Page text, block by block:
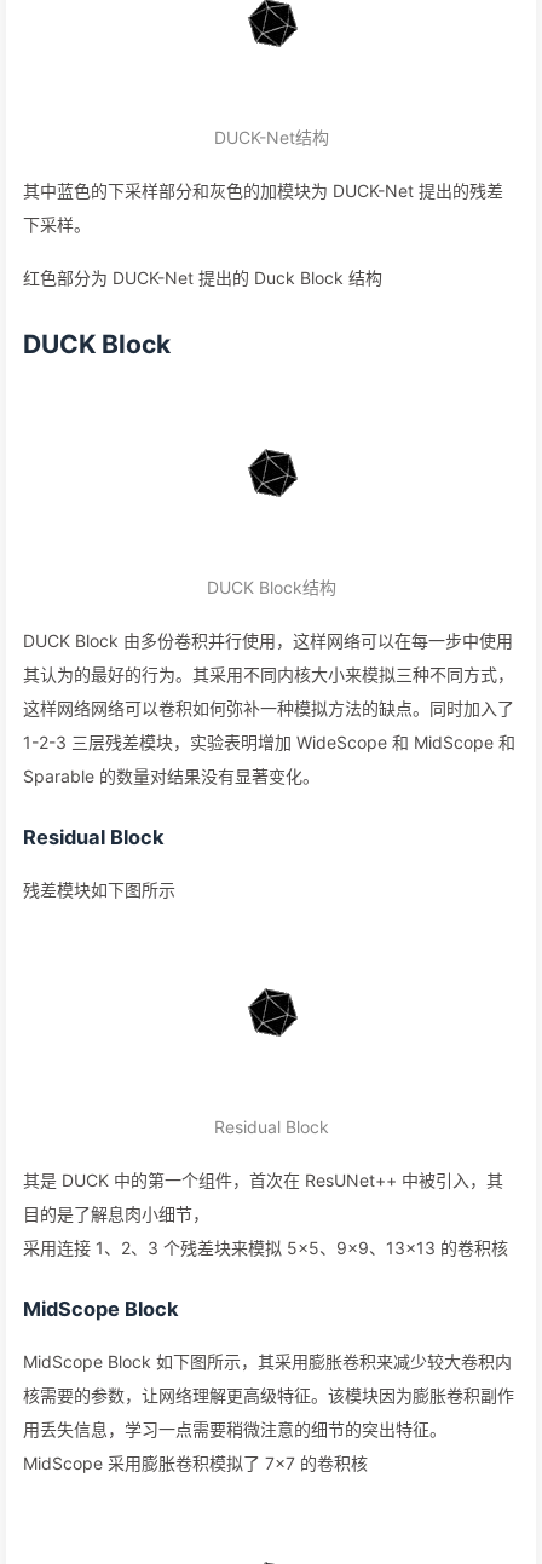
DUCK-Net结构
其中蓝色的下采样部分和灰色的加模块为 DUCK-Net 提出的残差
下采样。
红色部分为 DUCK-Net 提出的 Duck Block 结构
DUCK Block
DUCK Block结构
DUCK Block 由多份卷积并行使用，这样网络可以在每一步中使用
其认为的最好的行为。其采用不同内核大小来模拟三种不同方式，
这样网络网络可以卷积如何弥补一种模拟方法的缺点。同时加入了
1-2-3 三层残差模块，实验表明增加 WideScope 和 MidScope 和
Sparable 的数量对结果没有显著变化。
Residual Block
残差模块如下图所示
Residual Block
其是 DUCK 中的第一个组件，首次在 ResUNet++ 中被引入，其
目的是了解息肉小细节，
采用连接 1、2、3 个残差块来模拟 5×5、9×9、13×13 的卷积核
MidScope Block
MidScope Block 如下图所示，其采用膨胀卷积来减少较大卷积内
核需要的参数，让网络理解更高级特征。该模块因为膨胀卷积副作
用丢失信息，学习一点需要稍微注意的细节的突出特征。
MidScope 采用膨胀卷积模拟了 7×7 的卷积核